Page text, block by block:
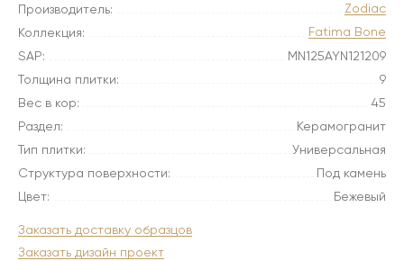
Производитель:
Zodiac
Коллекция:
Fatima Bone
SAP:
MN125AYN121209
Толщина плитки:
9
Вес в кор:
45
Раздел:
Керамогранит
Тип плитки:
Универсальная
Структура поверхности:
Под камень
Цвет:
Бежевый
Заказать доставку образцов
Заказать дизайн проект